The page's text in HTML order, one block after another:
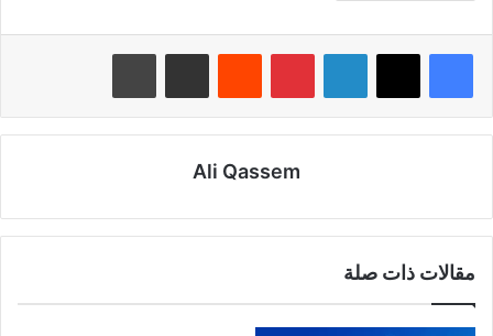
لينكدإن بينتيريست
Ali Qassem
مقالات ذات صلة